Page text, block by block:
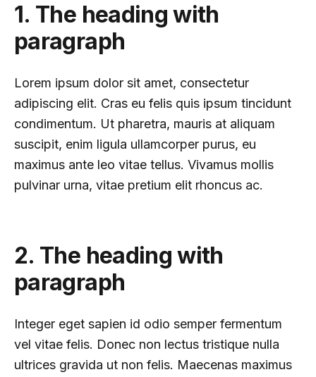
1. The heading with
paragraph
Lorem ipsum dolor sit amet, consectetur
adipiscing elit. Cras eu felis quis ipsum tincidunt
condimentum. Ut pharetra, mauris at aliquam
suscipit, enim ligula ullamcorper purus, eu
maximus ante leo vitae tellus. Vivamus mollis
pulvinar urna, vitae pretium elit rhoncus ac.
2. The heading with
paragraph
Integer eget sapien id odio semper fermentum
vel vitae felis. Donec non lectus tristique nulla
ultrices gravida ut non felis. Maecenas maximus